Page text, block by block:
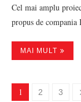
Cel mai amplu
propus de
MAI MULT
1 2 3